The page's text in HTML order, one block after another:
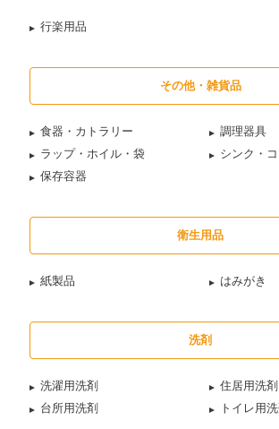
行楽用品
その他・雑貨品
食器・カトラリー
調理器具
ラップ・ホイル・袋
シンク・
保存容器
衛生用品
紙製品 はみがき
洗剤
洗濯用洗剤
住居用洗剤
台所用洗剤
トイレ用